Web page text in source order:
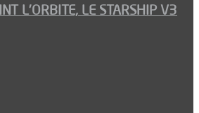
L’ORBITE, LE STARSHIP V3